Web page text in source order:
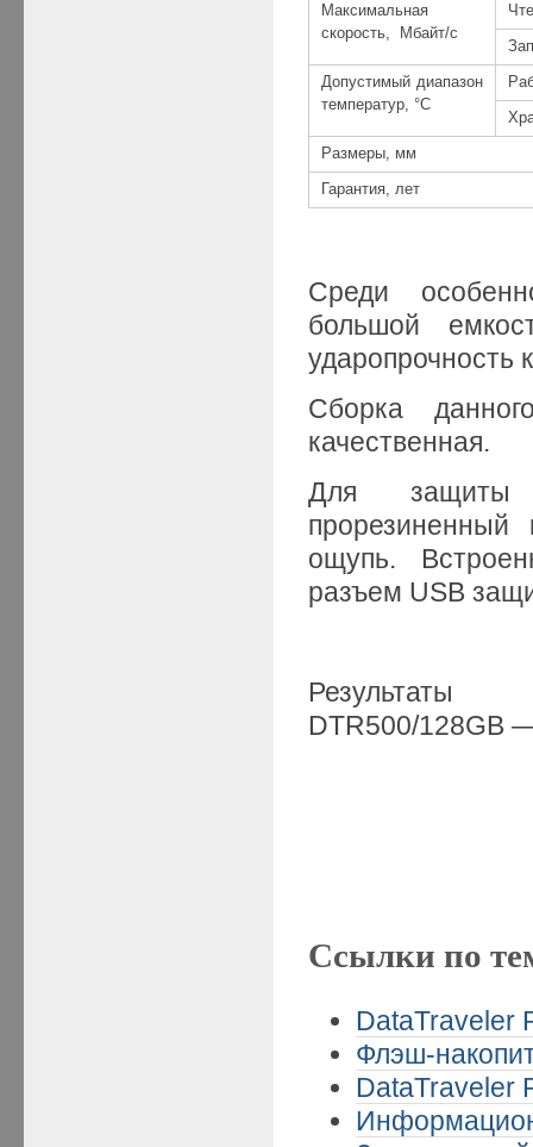
Максимальная
скорость, Мбайт/с
Допустимый диапазон
температур, °C
Размеры, мм
Гарантия, лет
Среди
большой
ударопрочность
Сборка
качественная.
Для защиты
прорезиненный
ощупь.
разъем USB
Результаты
DTR500/
Ссылки по
DataTraveler
Флэш-
DataTraveler